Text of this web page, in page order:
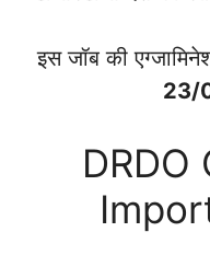
इस जॉब की
23/
DRDO